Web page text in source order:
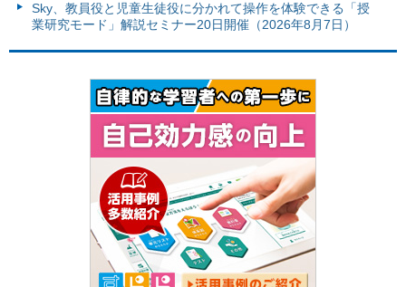
Sky、教員役と児童生徒役に分かれて操作を体験できる「授
業研究モード」解説セミナー20日開催（2026年8月7日）